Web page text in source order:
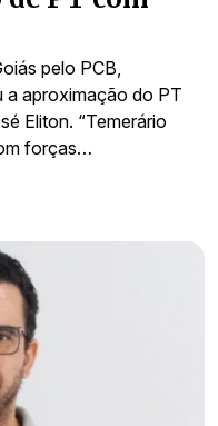
pelo PCB,
a aproximação do PT
Eliton. “Temerário
forças…